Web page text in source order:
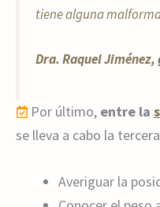
tiene alguna
Dra. Raquel
Por último, entre la
se lleva a cabo la
Averiguar la